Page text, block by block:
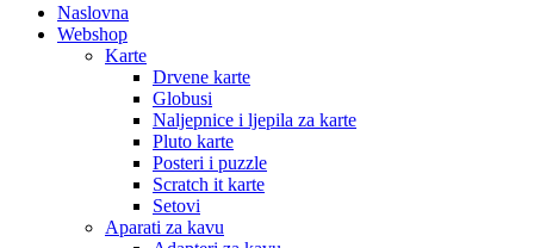
Naslovna
Webshop
Karte
Drvene karte
Globusi
Naljepnice i ljepila za karte
Pluto karte
Posteri i puzzle
Scratch it karte
Setovi
Aparati za kavu